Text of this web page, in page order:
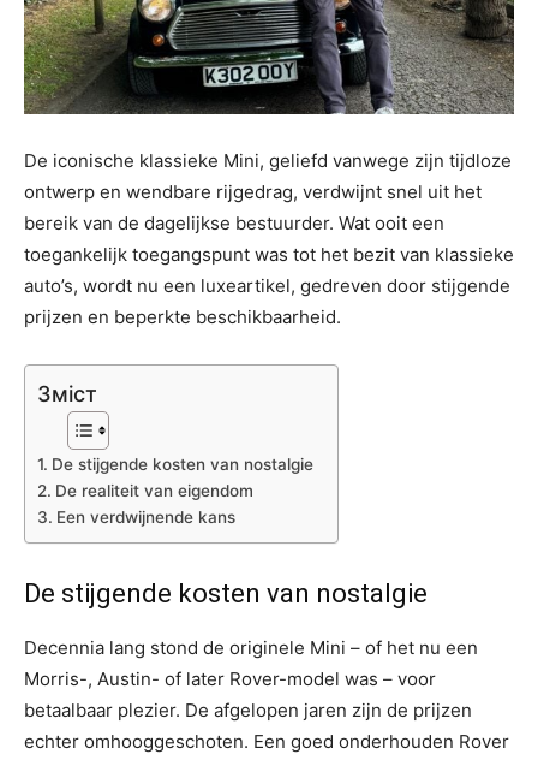
De iconische klassieke Mini, geliefd vanwege zijn tijdloze
ontwerp en wendbare rijgedrag, verdwijnt snel uit het
bereik van de dagelijkse bestuurder. Wat ooit een
toegankelijk toegangspunt was tot het bezit van klassieke
auto’s, wordt nu een luxeartikel, gedreven door stijgende
prijzen en beperkte beschikbaarheid.
Зміст
De stijgende kosten van nostalgie
De realiteit van eigendom
Een verdwijnende kans
De stijgende kosten van nostalgie
Decennia lang stond de originele Mini – of het nu een
Morris-, Austin- of later Rover-model was – voor
betaalbaar plezier. De afgelopen jaren zijn de prijzen
echter omhooggeschoten. Een goed onderhouden Rover